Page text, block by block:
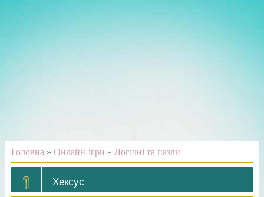
Головна » Онлайн-ігри » Логічні та пазли
Хексус